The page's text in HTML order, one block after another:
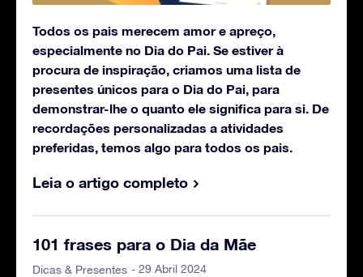
Todos os pais merecem amor e apreço,
especialmente no Dia do Pai. Se estiver à
procura de inspiração, criamos uma lista de
presentes únicos para o Dia do Pai, para
demonstrar-lhe o quanto ele significa para si. De
recordações personalizadas a atividades
preferidas, temos algo para todos os pais.
Leia o artigo completo
101 frases para o Dia da Mãe
Dicas & Presentes - 29 Abril 2024